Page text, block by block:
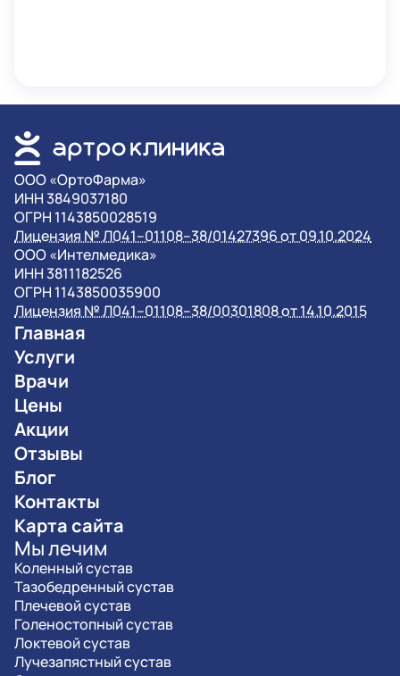
OOO «ОртоФарма»
ИНН 3849037180
ОГРН 1143850028519
Лицензия № Л041–01108–38/01427396 от 09.10.2024
OOO «Интелмедика»
ИНН 3811182526
ОГРН 1143850035900
Лицензия № Л041–01108–38/00301808 от 14.10.2015
Главная
Услуги
Врачи
Цены
Акции
Отзывы
Блог
Контакты
Карта сайта
Мы лечим
Коленный сустав
Тазобедренный сустав
Плечевой сустав
Голеностопный сустав
Локтевой сустав
Лучезапястный сустав